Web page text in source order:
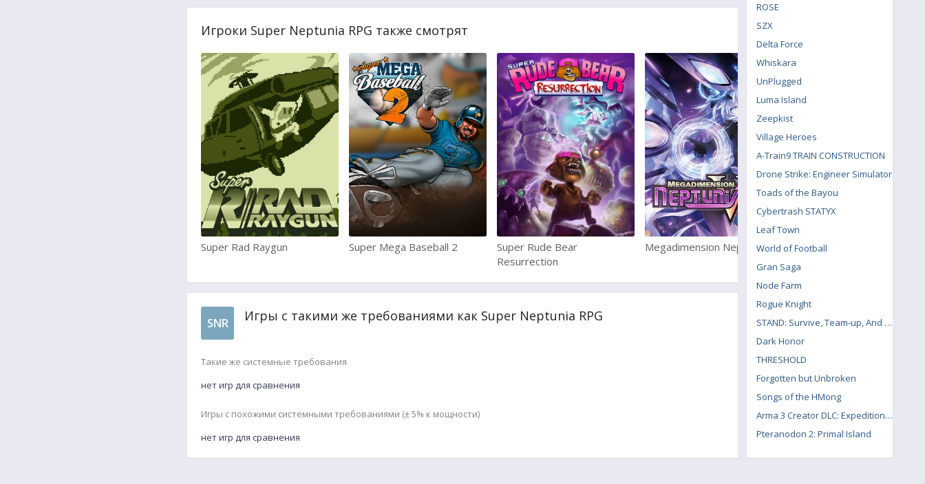
Игроки Super Neptunia RPG также смотрят
Super Rad Raygun Super Mega Baseball 2
Super Rude Bear
Resurrection
Megadimension Neptunia VII
Hyperdimension Neptunia
SNR Игры с такими же требованиями как Super Neptunia RPG
Такие же системные требования
нет игр для сравнения
Игры с похожими системными требованиями (± 5% к мощности)
нет игр для сравнения
ROSE
SZX
Delta Force
Whiskara
UnPlugged
Luma Island
Zeepkist
Village Heroes
A-Train9 TRAIN CONSTRUCTION
Drone Strike: Engineer Simulator
Toads of the Bayou
Cybertrash STATYX
Leaf Town
World of Football
Gran Saga
Node Farm
Rogue Knight
STAND: Survive, Team-up, And Never Die
Dark Honor
THRESHOLD
Forgotten but Unbroken
Songs of the HMong
Arma 3 Creator DLC: Expeditionary Forces
Pteranodon 2: Primal Island